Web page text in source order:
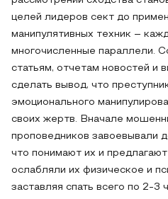
целей лидеров сект до
манипулятивных техник –
многочисленные параллели.
статьям, отчетам новостей и
сделать вывод, что
эмоционального
своих жертв. Вначале
проповедников завоевывали
что понимают их и
ослабляли их физическое и
заставляя спать всего по 2-3